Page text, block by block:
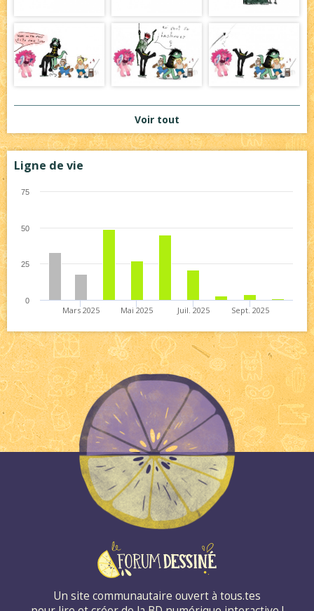
Voir tout
Ligne de vie
Mars 2025 Mai 2025 Juil. 2025 Sept. 2025
0
25
50
75
Un site communautaire ouvert à tous.tes